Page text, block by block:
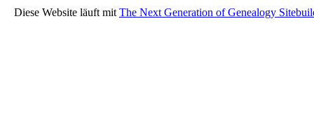
Diese Website läuft mit The Next Generation of Genealogy